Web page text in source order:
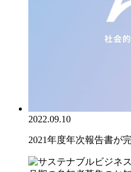
2022.09.10
2021年度年次報告書が